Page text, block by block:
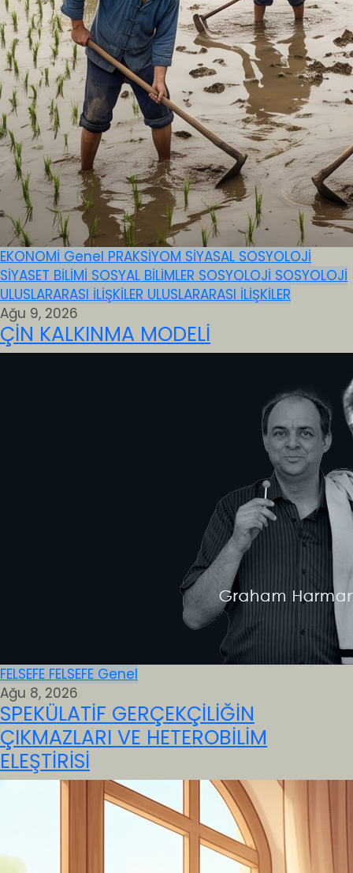
EKONOMİ Genel PRAKSİYOM SİYASAL SOSYOLOJİ
SİYASET BİLİMİ SOSYAL BİLİMLER SOSYOLOJİ SOSYOLOJİ
ULUSLARARASI İLİŞKİLER ULUSLARARASI İLİŞKİLER
Ağu 9, 2026
ÇİN KALKINMA MODELİ
FELSEFE FELSEFE Genel
Ağu 8, 2026
SPEKÜLATİF GERÇEKÇİLİĞİN
ÇIKMAZLARI VE HETEROBİLİM
ELEŞTİRİSİ